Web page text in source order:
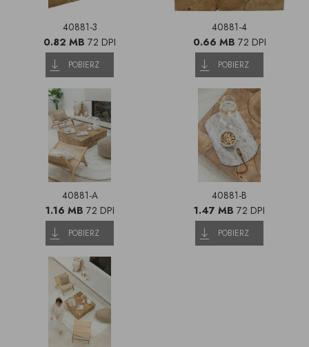
40881-3
0.82 MB 72 DPI
POBIERZ
40881-4
0.66 MB 72 DPI
POBIERZ
40881-A
1.16 MB 72 DPI
POBIERZ
40881-B
1.47 MB 72 DPI
POBIERZ